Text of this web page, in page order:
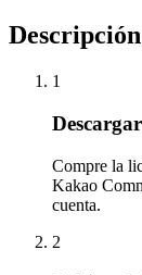
1
Compre la
Kakao
cuenta.
2